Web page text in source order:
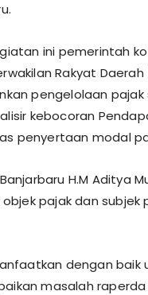
ini pemerintah
Rakyat
pengelolaan
kebocoran
penyertaan modal
H.M Aditya
pajak dan
dengan
masalah